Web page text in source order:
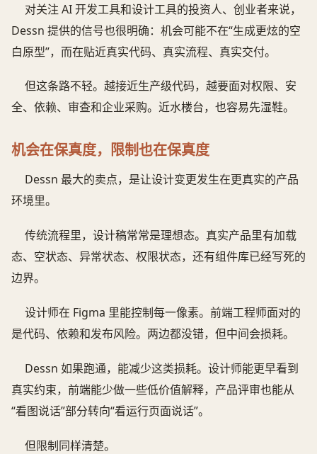
对关注 AI 开发工具和设计工具的投资人、创业者来说，
Dessn 提供的信号也很明确：机会可能不在“生成更炫的空
白原型”，而在贴近真实代码、真实流程、真实交付。
但这条路不轻。越接近生产级代码，越要面对权限、安
全、依赖、审查和企业采购。近水楼台，也容易先湿鞋。
机会在保真度，限制也在保真度
Dessn 最大的卖点，是让设计变更发生在更真实的产品
环境里。
传统流程里，设计稿常常是理想态。真实产品里有加载
态、空状态、异常状态、权限状态，还有组件库已经写死的
边界。
设计师在 Figma 里能控制每一像素。前端工程师面对的
是代码、依赖和发布风险。两边都没错，但中间会损耗。
Dessn 如果跑通，能减少这类损耗。设计师能更早看到
真实约束，前端能少做一些低价值解释，产品评审也能从
“看图说话”部分转向“看运行页面说话”。
但限制同样清楚。